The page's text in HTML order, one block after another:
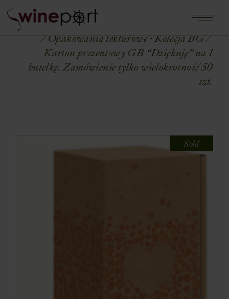
Home Shop
OPAKOWANIA NA WINA
Opakowania tekturowe - Kolecja BG
Karton prezentowy GB “Dziękuję” na 1
butelkę. Zamówienie tylko wielokrotność 50
szt.
Sold